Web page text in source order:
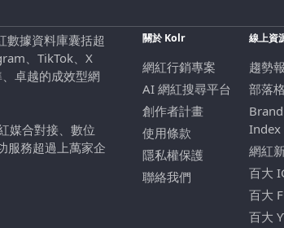
數據資料庫囊括超
、TikTok、X
卓越的成效型網
媒合對接、數位
服務超過上萬家企
關於 Kolr
網紅行銷專案
AI 網紅搜尋平台
創作者計畫
使用條款
隱私權保護
聯絡我們
線上資
趨勢
部落格
Index
網紅
百大
百大
百大